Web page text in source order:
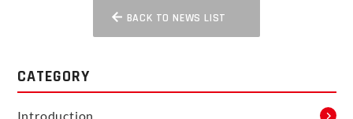
BACK TO NEWS LIST
CATEGORY
Introduction